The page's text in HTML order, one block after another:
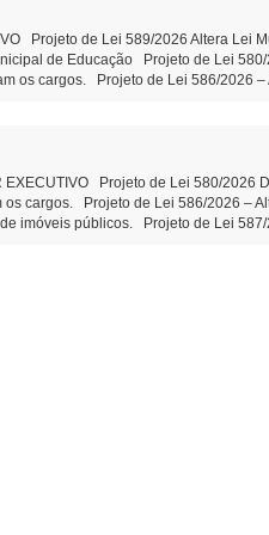
Projeto de Lei 589/2026 Altera Lei
de Educação Projeto de Lei
os cargos. Projeto de Lei 586/2026 –
DA CÂMARA
78/2026 Ações e execução
Claudio Juliane Dandolini
Projeto de Lei 580/2026
cargos. Projeto de Lei 586/2026 –
imóveis públicos. Projeto de Lei